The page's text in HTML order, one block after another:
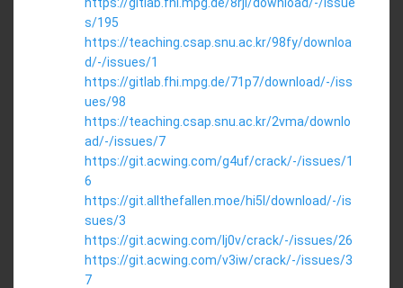
s/195
https://teaching.csap.snu.ac.kr/98fy/downloa
d/-/issues/1
https://gitlab.fhi.mpg.de/71p7/download/-/iss
ues/98
https://teaching.csap.snu.ac.kr/2vma/downlo
ad/-/issues/7
https://git.acwing.com/g4uf/crack/-/issues/1
6
https://git.allthefallen.moe/hi5l/download/-/is
sues/3
https://git.acwing.com/lj0v/crack/-/issues/26
https://git.acwing.com/v3iw/crack/-/issues/3
7